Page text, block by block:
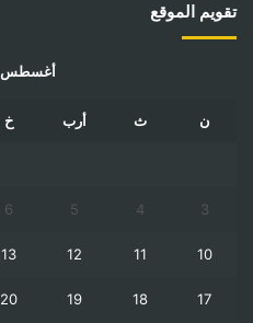
تقويم الموقع
أغسطس 2026
ن ث أرب خ
3
4
5
6
10
11
12
13
17
18
19
20